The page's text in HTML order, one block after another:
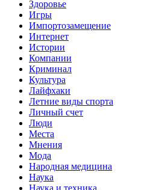
Здоровье
Игры
Импортозамещение
Интернет
Истории
Компании
Криминал
Культура
Лайфхаки
Летние виды спорта
Личный счет
Люди
Места
Мнения
Мода
Народная медицина
Наука
Наука и техника